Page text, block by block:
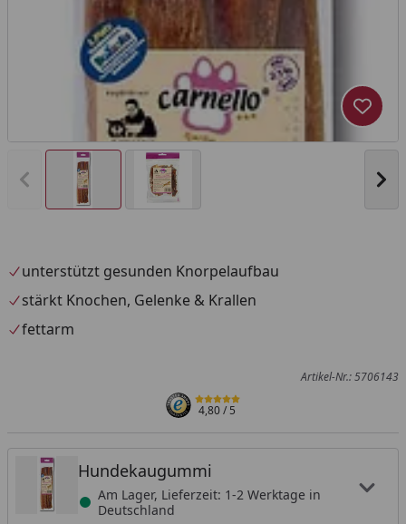
Vorheriges Bild anzeigen
unterstützt gesunden Knorpelaufbau
stärkt Knochen, Gelenke & Krallen
fettarm
Artikel-Nr.: 5706143
4,80/ 5
Hundekaugummi
Am Lager, Lieferzeit: 1-2 Werktage in
Deutschland